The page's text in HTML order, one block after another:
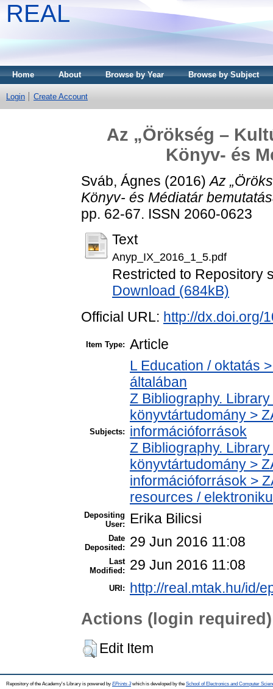
REAL
Home About Browse by Year Browse by Subject
Login Create Account
Az „Örökség –
Könyv- és
Sváb, Ágnes (2016)Az
Könyv- és Médiatár
pp. 62-67. ISSN 2060-0623
Text
Anyp_IX_2016_1_5.pdf
Restricted to Repository
Download (684kB)
Official URL: http://dx.doi.org/
Item Type: Article
Subjects:
L Education / oktatás
általában
Z Bibliography.
könyvtártudomány >
információforrások
Z Bibliography.
könyvtártudomány >
információforrások >
resources /
Depositing
User:
Erika Bilicsi
Date
Deposited:
29 Jun 2016 11:08
Last
Modified:
29 Jun 2016 11:08
URI: http://real.mtak.hu/id/
Actions (login required)
Edit Item
Repository of the Academy's Library is powered by EPrints 3which is developed by the School of Electronics and Computer